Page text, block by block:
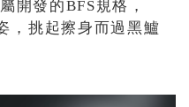
開發的BFS規格，
，挑起擦身而過黑鱸